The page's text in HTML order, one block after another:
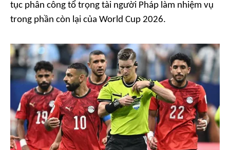
tục phân công tổ trọng tài người Pháp làm nhiệm vụ
trong phần còn lại của World Cup 2026.